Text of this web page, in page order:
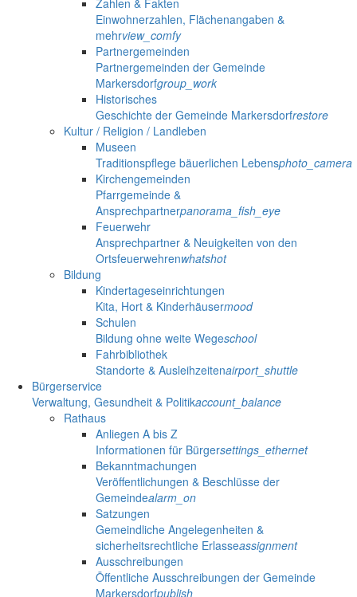
Zahlen & Fakten
Einwohnerzahlen, Flächenangaben &
mehrview_comfy
Partnergemeinden
Partnergemeinden der Gemeinde
Markersdorfgroup_work
Historisches
Geschichte der Gemeinde Markersdorfrestore
Kultur / Religion / Landleben
Museen
Traditionspflege bäuerlichen Lebensphoto_camera
Kirchengemeinden
Pfarrgemeinde &
Ansprechpartnerpanorama_fish_eye
Feuerwehr
Ansprechpartner & Neuigkeiten von den
Ortsfeuerwehrenwhatshot
Bildung
Kindertageseinrichtungen
Kita, Hort & Kinderhäusermood
Schulen
Bildung ohne weite Wegeschool
Fahrbibliothek
Standorte & Ausleihzeitenairport_shuttle
Bürgerservice
Verwaltung, Gesundheit & Politikaccount_balance
Rathaus
Anliegen A bis Z
Informationen für Bürgersettings_ethernet
Bekanntmachungen
Veröffentlichungen & Beschlüsse der
Gemeindealarm_on
Satzungen
Gemeindliche Angelegenheiten &
sicherheitsrechtliche Erlasseassignment
Ausschreibungen
Öffentliche Ausschreibungen der Gemeinde
Markersdorfpublish